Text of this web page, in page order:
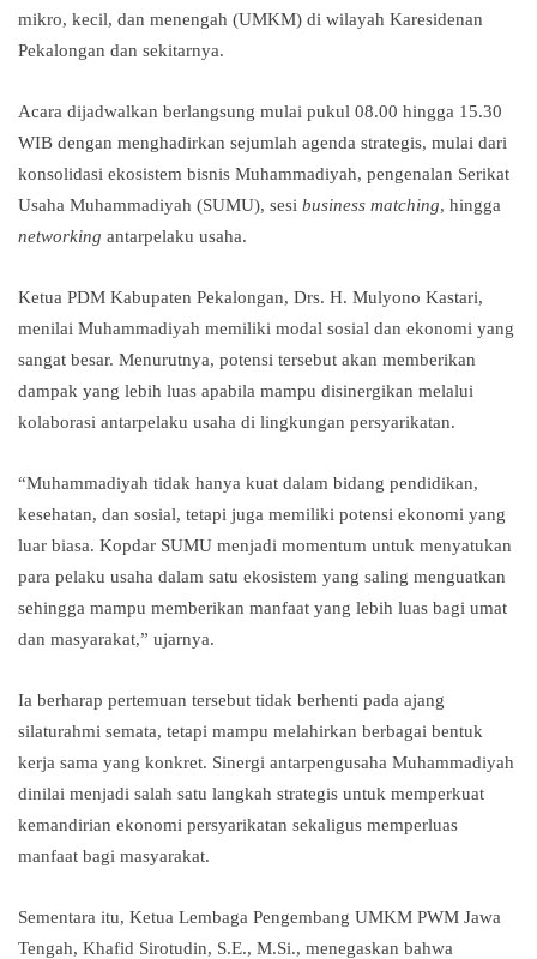
mikro, kecil, dan menengah (UMKM) di wilayah Karesidenan
Pekalongan dan sekitarnya.
Acara dijadwalkan berlangsung mulai pukul 08.00 hingga 15.30
WIB dengan menghadirkan sejumlah agenda strategis, mulai dari
konsolidasi ekosistem bisnis Muhammadiyah, pengenalan Serikat
Usaha Muhammadiyah (SUMU), sesi business matching, hingga
networking antarpelaku usaha.
Ketua PDM Kabupaten Pekalongan, Drs. H. Mulyono Kastari,
menilai Muhammadiyah memiliki modal sosial dan ekonomi yang
sangat besar. Menurutnya, potensi tersebut akan memberikan
dampak yang lebih luas apabila mampu disinergikan melalui
kolaborasi antarpelaku usaha di lingkungan persyarikatan.
“Muhammadiyah tidak hanya kuat dalam bidang pendidikan,
kesehatan, dan sosial, tetapi juga memiliki potensi ekonomi yang
luar biasa. Kopdar SUMU menjadi momentum untuk menyatukan
para pelaku usaha dalam satu ekosistem yang saling menguatkan
sehingga mampu memberikan manfaat yang lebih luas bagi umat
dan masyarakat,” ujarnya.
Ia berharap pertemuan tersebut tidak berhenti pada ajang
silaturahmi semata, tetapi mampu melahirkan berbagai bentuk
kerja sama yang konkret. Sinergi antarpengusaha Muhammadiyah
dinilai menjadi salah satu langkah strategis untuk memperkuat
kemandirian ekonomi persyarikatan sekaligus memperluas
manfaat bagi masyarakat.
Sementara itu, Ketua Lembaga Pengembang UMKM PWM Jawa
Tengah, Khafid Sirotudin, S.E., M.Si., menegaskan bahwa